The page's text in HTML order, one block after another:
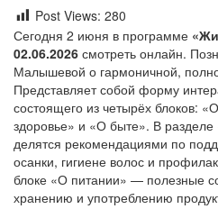
Post Views: 280
Сегодня 2 июня в программе
02.06.2026 смотреть онлайн.
Малышевой о гармоничной,
Представляет собой форму
состоящего из четырёх блоков:
здоровье» и «О быте». В
делятся рекомендациями по
осанки, гигиене волос и
блоке «О питании» — полезные
хранению и употреблению